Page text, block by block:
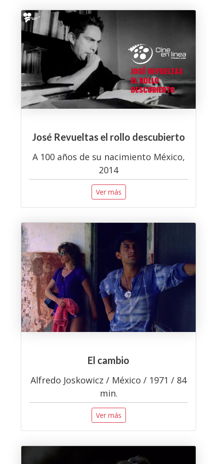
José Revueltas el rollo descubierto
A 100 años de su nacimiento México,
2014
Ver más
El cambio
Alfredo Joskowicz / México / 1971 / 84
min.
Ver más